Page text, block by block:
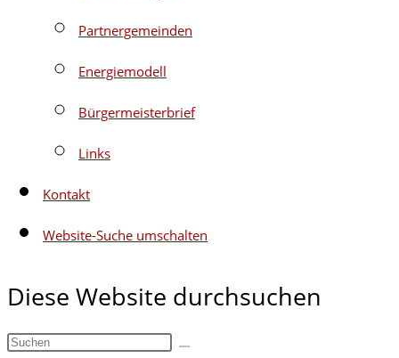
Partnergemeinden
Energiemodell
Bürgermeisterbrief
Links
Kontakt
Website-Suche umschalten
Diese Website durchsuchen